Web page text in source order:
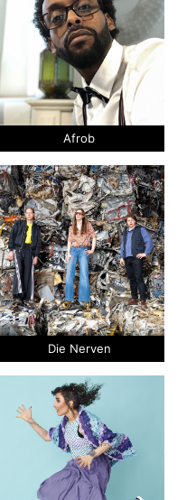
Afrob
Die Nerven